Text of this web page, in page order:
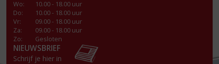
Wo:
10.00 - 18.00 uur
Do:
10.00 - 18.00 uur
Vr:
09.00 - 18.00 uur
Za:
09.00 - 18.00 uur
Zo:
Gesloten
NIEUWSBRIEF
Schrijf je hier in